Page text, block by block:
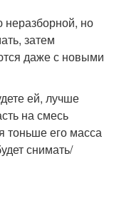
неразборной, но
затем
даже с новыми
ей, лучше
на смесь
тоньше его масса
снимать/